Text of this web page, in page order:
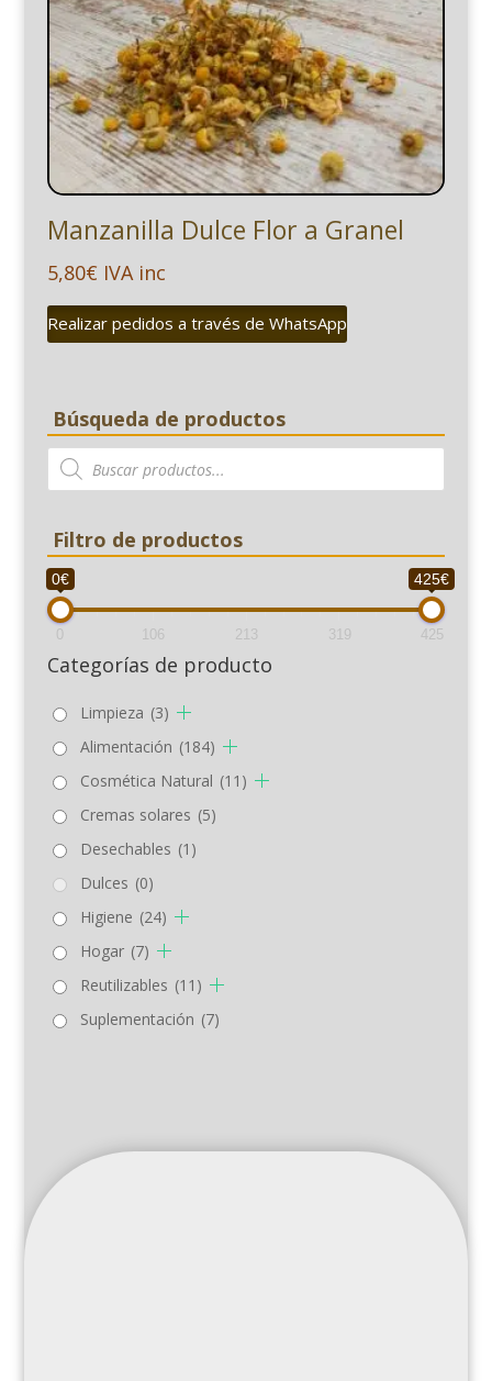
Manzanilla Dulce Flor a Granel
5,80€ IVA inc
Realizar pedidos a través de WhatsApp
Búsqueda de productos
Búsqueda
de
productos
Filtro de productos
0€ 425€
0 106 213 319 425
Categorías de producto
Limpieza (3)
Alimentación (184)
Cosmética Natural (11)
Cremas solares (5)
Desechables (1)
Dulces (0)
Higiene (24)
Hogar (7)
Reutilizables (11)
Suplementación (7)